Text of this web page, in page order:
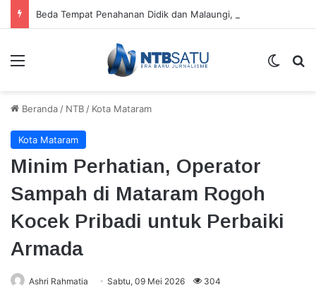
Menu
Beranda / NTB / Kota Mataram
Kota Mataram
Minim Perhatian, Operator
Sampah di Mataram Rogoh
Kocek Pribadi untuk Perbaiki
Armada
Ashri Rahmatia Sabtu, 09 Mei 2026 304